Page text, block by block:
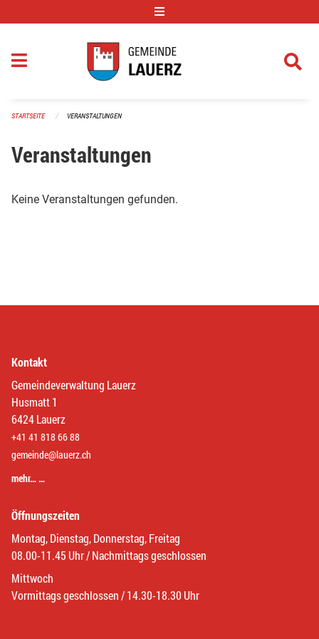
STARTSEITE VERANSTALTUNGEN
Veranstaltungen
Keine Veranstaltungen gefunden.
Kontakt
Gemeindeverwaltung Lauerz
Husmatt 1
6424 Lauerz
+41 41 818 66 88
gemeinde@lauerz.ch
mehr… …
Öffnungszeiten
Montag, Dienstag, Donnerstag, Freitag
08.00-11.45 Uhr / Nachmittags geschlossen
Mittwoch
Vormittags geschlossen / 14.30-18.30 Uhr